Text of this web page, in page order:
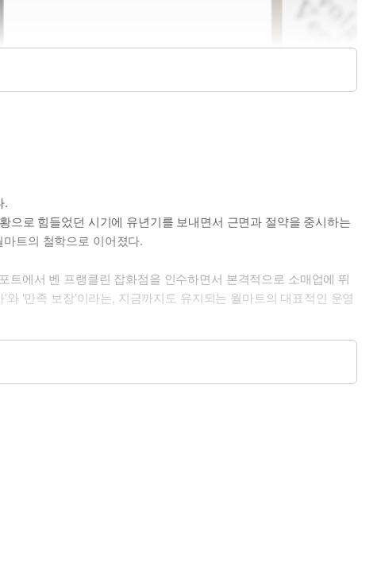
.
으로 힘들었던 시기에 유년기를 보내면서 근면과 절약을 중시하는
트의 철학으로 이어졌다.
에서 벤 프랭클린 잡화점을 인수하면서 본격적으로 소매업에 뛰
‘만족 보장’이라는, 지금까지도 유지되는 월마트의 대표적인 운영
혈액암의 일종인 다발성 골수종으로 74세를 일기로 사망했다. 그